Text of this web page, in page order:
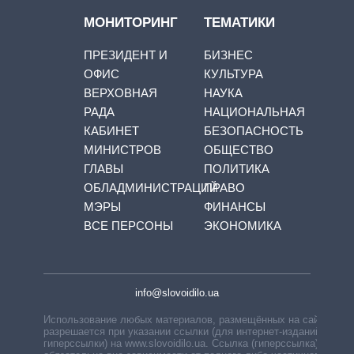
МОНИТОРИНГ
ПРЕЗИДЕНТ И
ОФИС
ВЕРХОВНАЯ
РАДА
КАБИНЕТ
МИНИСТРОВ
ГЛАВЫ
ОБЛАДМИНИСТРАЦИЙ
МЭРЫ
ВСЕ ПЕРСОНЫ
ТЕМАТИКИ
БИЗНЕС
КУЛЬТУРА
НАУКА
НАЦИОНАЛЬНАЯ
БЕЗОПАСНОСТЬ
ОБЩЕСТВО
ПОЛИТИКА
ПРАВО
ФИНАНСЫ
ЭКОНОМИКА
info@slovoidilo.ua
Использование любых материалов, размещённых на сайте,
разрешается при указании ссылки (для интернет-изданий —
гиперссылки) на www.slovoidilo.ua. Ссылка (гиперссылка)